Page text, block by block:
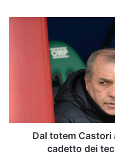
cadetto
Dal totem
cadetto dei